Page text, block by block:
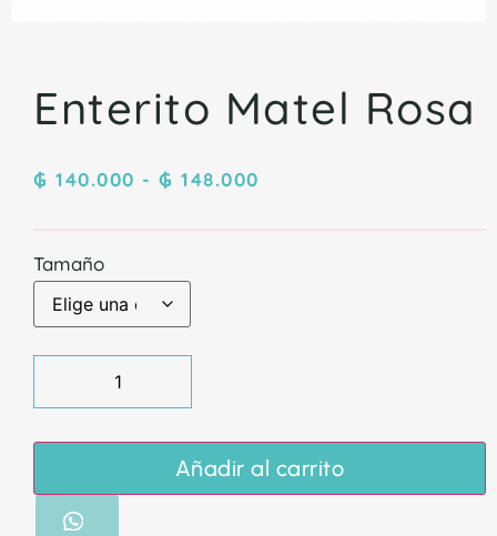
Enterito Matel Rosa
₲ 140.000 - ₲ 148.000
Tamaño
Añadir al carrito